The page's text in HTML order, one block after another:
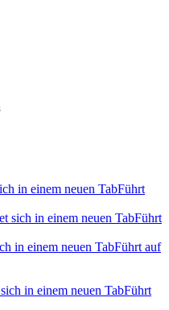
in einem neuen TabFührt
sich in einem neuen TabFührt
in einem neuen TabFührt auf
in einem neuen TabFührt